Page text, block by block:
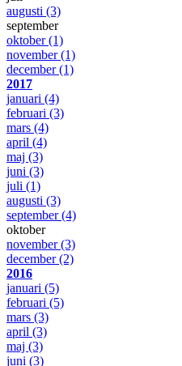
augusti (3)
september
oktober(1)
november(1)
december(1)
2017
januari (4)
februari (3)
mars (4)
april (4)
maj (3)
juni (3)
juli (1)
augusti (3)
september(4)
oktober
november(3)
december(2)
2016
januari (5)
februari (5)
mars (3)
april (3)
maj (3)
juni (3)